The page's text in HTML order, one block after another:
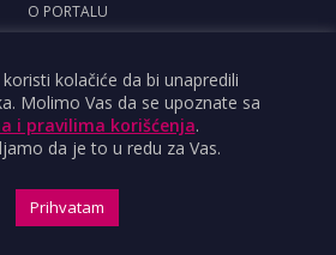
O PORTALU
OBJAVI VEST
USLOVI KORIŠĆENJA
kolačiće da bi unapredili
Molimo Vas da se upoznate sa
i pravilima korišćenja.
da je to u redu za Vas.
Prihvatam